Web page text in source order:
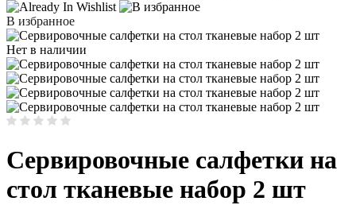
В избранное
Нет в наличии
Сервировочные салфетки на
стол тканевые набор 2 шт